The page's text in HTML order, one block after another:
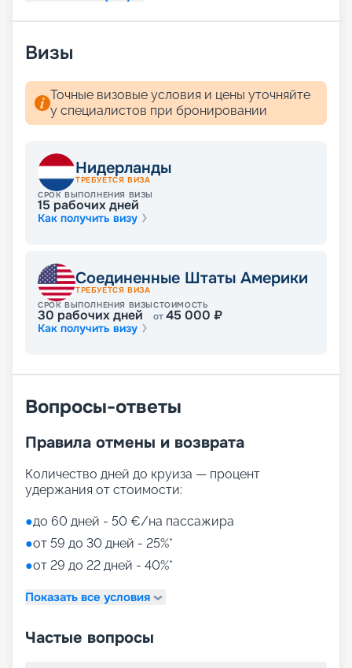
Визы
Точные визовые условия и цены уточняйте
у специалистов при бронировании
Нидерланды
ТРЕБУЕТСЯ ВИЗА
СРОК ВЫПОЛНЕНИЯ ВИЗЫ
15 рабочих дней
Как получить визу
Соединенные Штаты Америки
ТРЕБУЕТСЯ ВИЗА
СРОК ВЫПОЛНЕНИЯ ВИЗЫ
30 рабочих дней
СТОИМОСТЬ
от45 000 ₽
Как получить визу
Вопросы-ответы
Правила отмены и возврата
Количество дней до круиза — процент
удержания от стоимости:
●до 60 дней - 50 €/на пассажира
●от 59 до 30 дней - 25%*
●от 29 до 22 дней - 40%*
Показать все условия
Частые вопросы